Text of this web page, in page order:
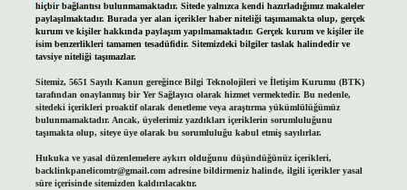
hiçbir bağlantısı bulunmamaktadır. Sitede yalnızca kendi hazırladığımız makaleler
paylaşılmaktadır. Burada yer alan içerikler haber niteliği taşımamakta olup, gerçek
kurum ve kişiler hakkında paylaşım yapılmamaktadır. Gerçek kurum ve kişiler ile
isim benzerlikleri tamamen tesadüfidir. Sitemizdeki bilgiler taslak halindedir ve
tavsiye niteliği taşımazlar.
Sitemiz, 5651 Sayılı Kanun gereğince Bilgi Teknolojileri ve İletişim Kurumu (BTK)
tarafından onaylanmış bir Yer Sağlayıcı olarak hizmet vermektedir. Bu nedenle,
sitedeki içerikleri proaktif olarak denetleme veya araştırma yükümlülüğümüz
bulunmamaktadır. Ancak, üyelerimiz yazdıkları içeriklerin sorumluluğunu
taşımakta olup, siteye üye olarak bu sorumluluğu kabul etmiş sayılırlar.
Hukuka ve yasal düzenlemelere aykırı olduğunu düşündüğünüz içerikleri,
backlinkpanelicomtr@gmail.comadresine bildirmeniz halinde, ilgili içerikler yasal
süre içerisinde sitemizden kaldırılacaktır.